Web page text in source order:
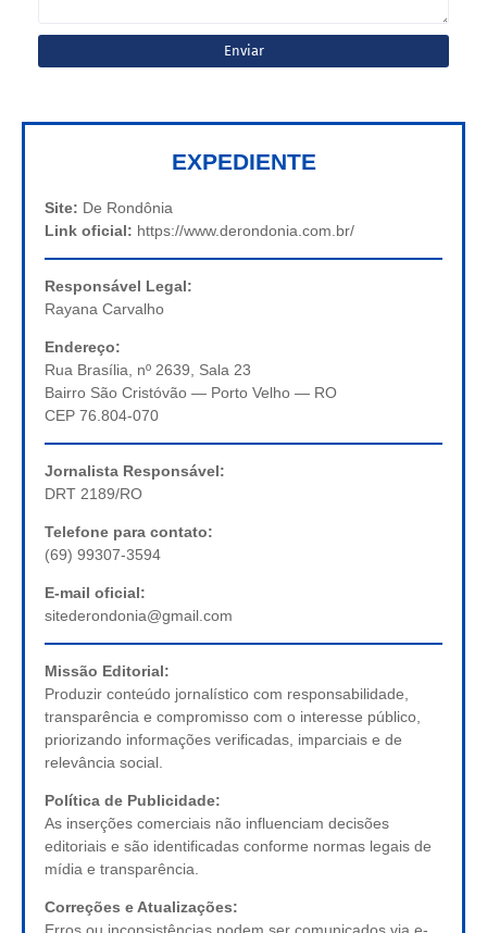
EXPEDIENTE
Site: De Rondônia
Link oficial: https://www.derondonia.com.br/
Responsável Legal:
Rayana Carvalho
Endereço:
Rua Brasília, nº 2639, Sala 23
Bairro São Cristóvão — Porto Velho — RO
CEP 76.804-070
Jornalista Responsável:
DRT 2189/RO
Telefone para contato:
(69) 99307-3594
E-mail oficial:
sitederondonia@gmail.com
Missão Editorial:
Produzir conteúdo jornalístico com responsabilidade,
transparência e compromisso com o interesse público,
priorizando informações verificadas, imparciais e de
relevância social.
Política de Publicidade:
As inserções comerciais não influenciam decisões
editoriais e são identificadas conforme normas legais de
mídia e transparência.
Correções e Atualizações: